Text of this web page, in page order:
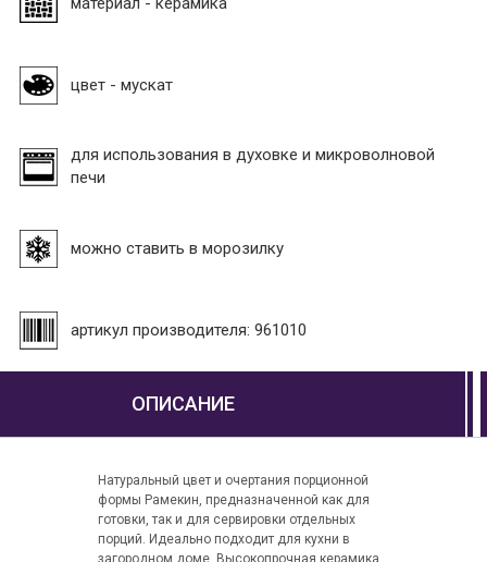
цвет - мускат
для использования в духовке и микроволновой
печи
можно ставить в морозилку
артикул производителя: 961010
ОПИСАНИЕ
Натуральный цвет и очертания порционной
формы Рамекин, предназначенной как для
готовки, так и для сервировки отдельных
порций. Идеально подходит для кухни в